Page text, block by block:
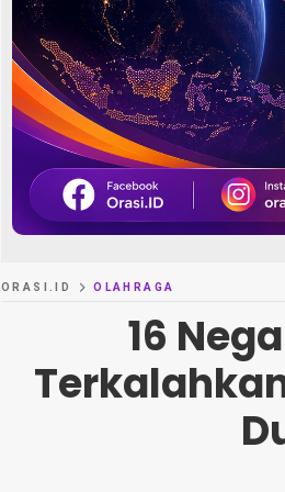
ORASI.ID OLAHRAGA
16